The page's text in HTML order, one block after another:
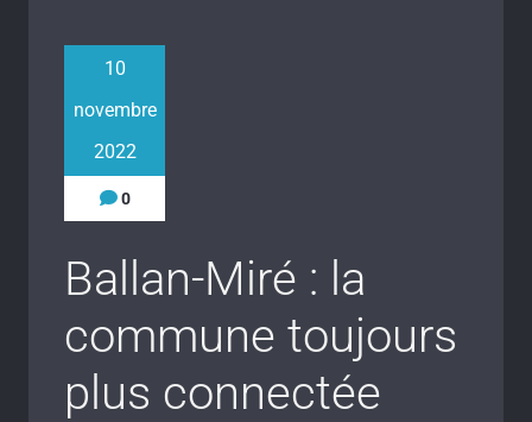
10
novembre
2022
0
Ballan-Miré : la
commune toujours
plus connectée